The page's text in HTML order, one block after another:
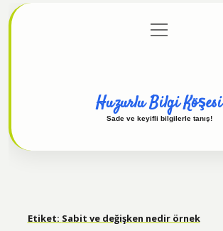
Gizlilik Politikası
menüyü
aç
Huzurlu Bilgi Köşesi
Sade ve keyifli bilgilerle tanış!
Etiket: Sabit ve değişken nedir örnek